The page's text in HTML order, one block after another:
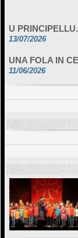
13/07/2026
11/06/2026
DA SCIMULÌ